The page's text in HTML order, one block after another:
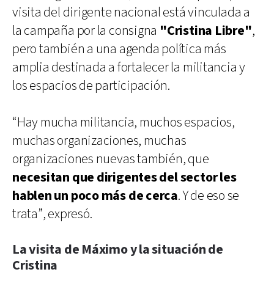
visita del dirigente nacional está vinculada a
la campaña por la consigna "Cristina Libre",
pero también a una agenda política más
amplia destinada a fortalecer la militancia y
los espacios de participación.
“Hay mucha militancia, muchos espacios,
muchas organizaciones, muchas
organizaciones nuevas también, que
necesitan que dirigentes del sector les
hablen un poco más de cerca. Y de eso se
trata”, expresó.
La visita de Máximo y la situación de
Cristina